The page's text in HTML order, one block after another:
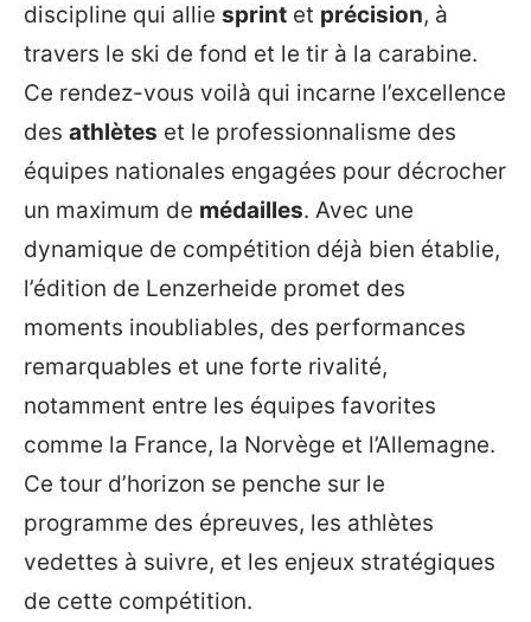
discipline qui allie sprint et précision, à
travers le ski de fond et le tir à la carabine.
Ce rendez-vous voilà qui incarne l’excellence
des athlètes et le professionnalisme des
équipes nationales engagées pour décrocher
un maximum de médailles. Avec une
dynamique de compétition déjà bien établie,
l’édition de Lenzerheide promet des
moments inoubliables, des performances
remarquables et une forte rivalité,
notamment entre les équipes favorites
comme la France, la Norvège et l’Allemagne.
Ce tour d’horizon se penche sur le
programme des épreuves, les athlètes
vedettes à suivre, et les enjeux stratégiques
de cette compétition.